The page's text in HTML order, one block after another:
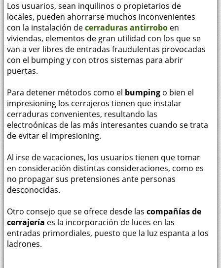
Los usuarios, sean inquilinos o propietarios de
locales, pueden ahorrarse muchos inconvenientes
con la instalación decerraduras antirrobo en
viviendas, elementos de gran utilidad con los que se
van a ver libres de entradas fraudulentas provocadas
con el bumping y con otros sistemas para abrir
puertas.
Para detener métodos como el bumping o bien el
impresioning los cerrajeros tienen que instalar
cerraduras convenientes, resultando las
electroónicas de las más interesantes cuando se trata
de evitar el impresioning.
Al irse de vacaciones, los usuarios tienen que tomar
en consideración distintas consideraciones, como es
no propagar sus pretensiones ante personas
desconocidas.
Otro consejo que se ofrece desde lascompañías de
cerrajería es la incorporación de luces en las
entradas primordiales, puesto que la luz espanta a los
ladrones.